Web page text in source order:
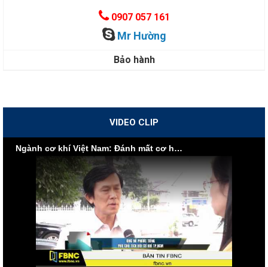
0907 057 161
Mr Hường
Bảo hành
VIDEO CLIP
Ngành cơ khí Việt Nam: Đánh mất cơ hội vì nội lực yếu